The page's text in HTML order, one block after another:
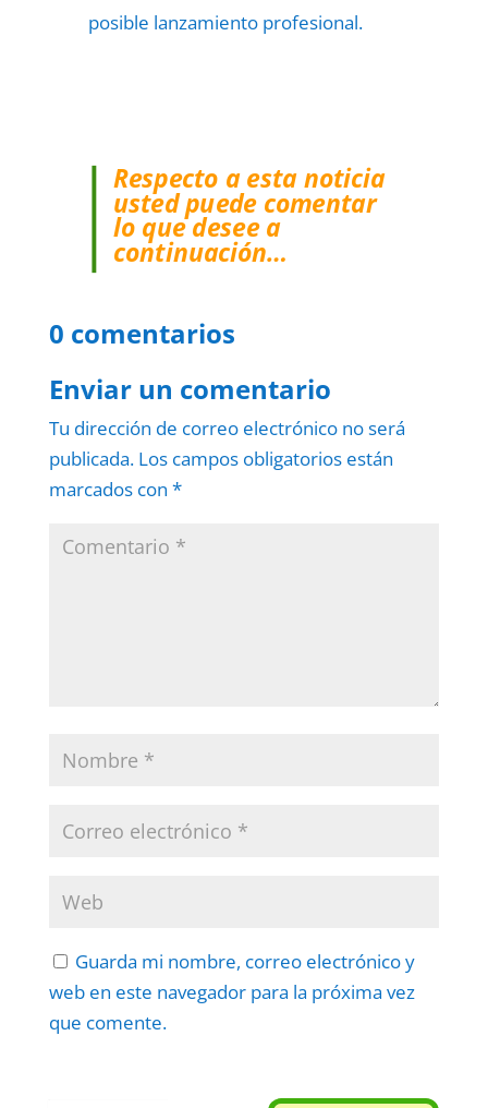
posible lanzamiento profesional.
Respecto a esta noticia
usted puede comentar
lo que desee a
continuación…
0 comentarios
Enviar un comentario
Tu dirección de correo electrónico no será
publicada. Los campos obligatorios están
marcados con *
Guarda mi nombre, correo electrónico y
web en este navegador para la próxima vez
que comente.